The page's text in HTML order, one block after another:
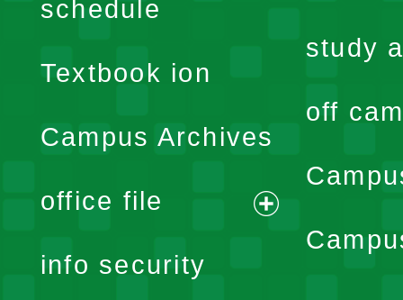
schedule
menu
Textbook ion
Campus Archives
office file
expand
info security
study
off